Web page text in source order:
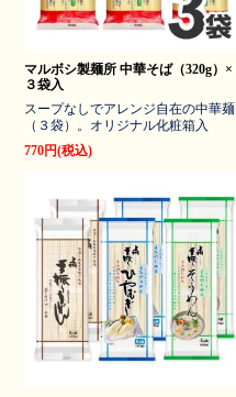
マルボシ製麺所 中華そば（320g）×
３袋入
スープなしでアレンジ自在の中華麺
（３袋）。オリジナル化粧箱入
770円(税込)